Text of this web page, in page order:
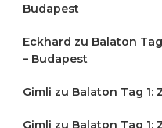
Budapest
Eckhard zu Balaton
– Budapest
Gimli zu Balaton Tag